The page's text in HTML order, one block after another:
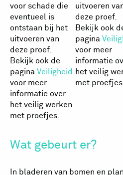
voor schade die
eventueel is
ontstaan bij het
uitvoeren van
deze proef.
Bekijk ook de
pagina Veiligheid
voor meer
informatie over
het veilig werken
met proefjes.
uitvoeren
deze proef.
Bekijk ook
pagina
voor meer
informatie
het veilig
met
Wat gebeurt er?
In bladeren van bomen en